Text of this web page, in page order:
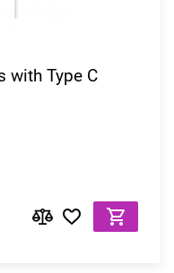
with Type C